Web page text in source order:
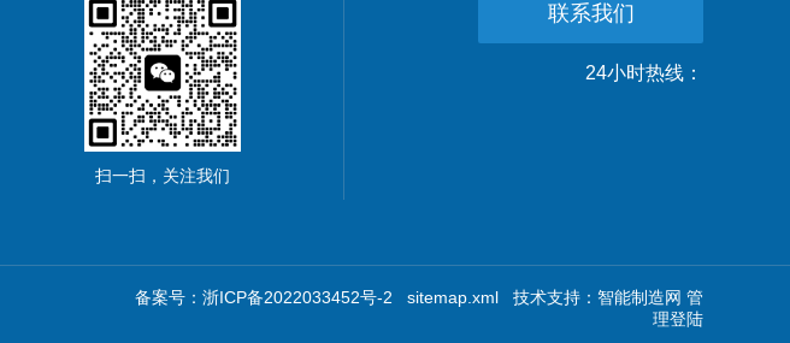
扫一扫，关注我们
联系我们
24小时热线：
备案号：浙ICP备2022033452号-2 sitemap.xml 技术支持： 智能制造网 管
理登陆